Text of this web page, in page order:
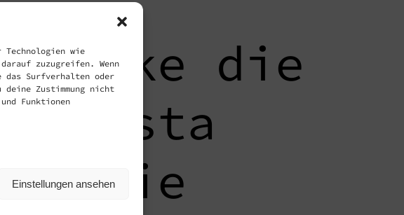
wie
zuzugreifen. Wenn
das Surfverhalten oder
Zustimmung nicht
Funktionen
Einstellungen ansehen
lernen – Immer und überall
die